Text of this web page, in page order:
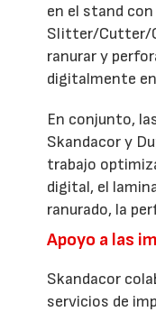
en el stand
Slitter/Cutter/
ranurar y
digitalmente
En conjunto,
Skandacor y
trabajo
digital, el
ranurado, la
Apoyo a las
Skandacor
servicios de